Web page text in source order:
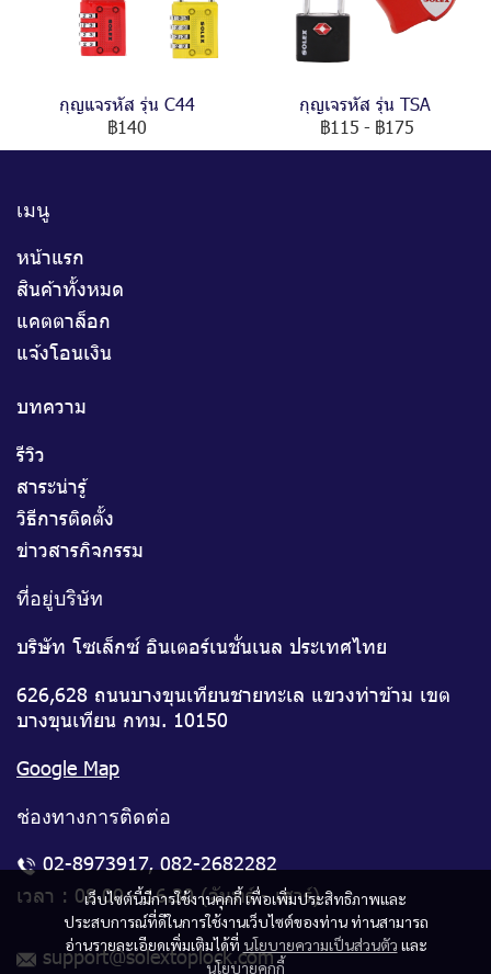
กุญแจรหัส รุ่น C44
฿140
กุญเจรหัส รุ่น TSA
฿115 - ฿175
เว็บไซต์นี้มีการใช้งานคุกกี้ เพื่อเพิ่มประสิทธิภาพและ
ประสบการณ์ที่ดีในการใช้งานเว็บไซต์ของท่าน ท่านสามารถ
อ่านรายละเอียดเพิ่มเติมได้ที่ นโยบายความเป็นส่วนตัว และ
นโยบายคุกกี้
เมนู
หน้าแรก
สินค้าทั้งหมด
แคตตาล็อก
แจ้งโอนเงิน
บทความ
รีวิว
สาระน่ารู้
วิธีการติดตั้ง
ข่าวสารกิจกรรม
ที่อยู่บริษัท
บริษัท โซเล็กซ์ อินเตอร์เนชั่นเนล ประเทศไทย
626,628 ถนนบางขุนเทียนชายทะเล แขวงท่าข้าม เขต
บางขุนเทียน กทม. 10150
Google Map
ช่องทางการติดต่อ
02-8973917, 082-2682282
เวลา : 08.00 - 16.30 (จันทร์ - เสาร์)
support@solextoplock.com